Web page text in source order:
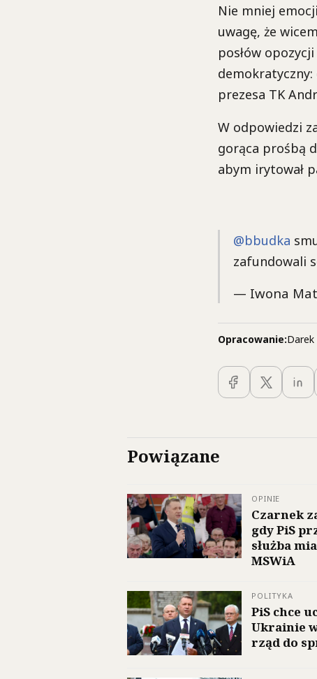
Nie mniej
uwagę, że
posłów
demokratyczny:
prezesa TK
W odpowiedzi
gorąca prośbą
abym irytował
@bbudka
zafundowali
— Iwona
Opracowanie:Darek
Powiązane
OPINIE
Czarnek
gdy PiS
służba
MSWiA
POLITYKA
PiS chce
Ukrainie
rząd do